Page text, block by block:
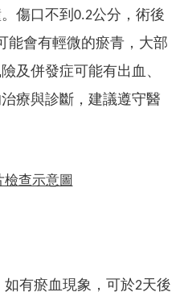
傷口不到0.2公分，術後
能會有輕微的瘀青，大部
及併發症可能有出血、
療與診斷，建議遵守醫
檢查示意圖
有瘀血現象，可於2天後